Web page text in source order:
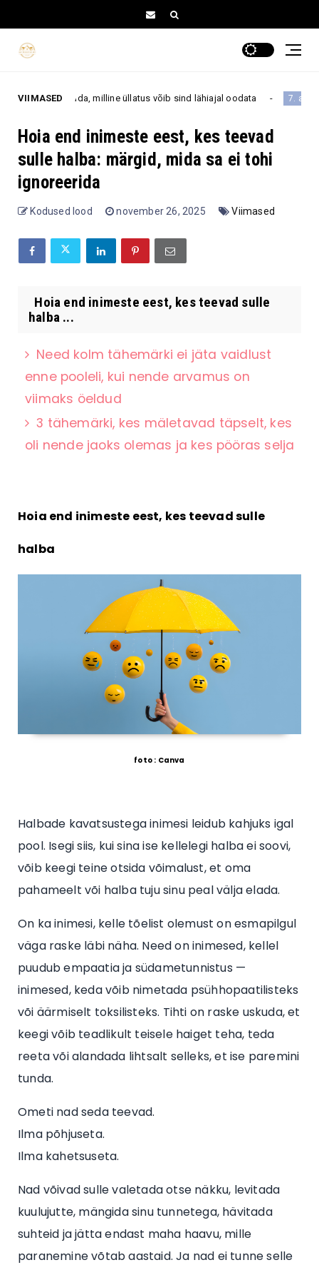
VIIMASED
teada, milline üllatus võib sind lähiajal oodata 7. august
Hoia end inimeste eest, kes teevad
sulle halba: märgid, mida sa ei tohi
ignoreerida
Kodused lood november 26, 2025 Viimased
Hoia end inimeste eest, kes teevad sulle
halba ...
Need kolm tähemärki ei jäta vaidlust
enne pooleli, kui nende arvamus on
viimaks öeldud
3 tähemärki, kes mäletavad täpselt, kes
oli nende jaoks olemas ja kes pööras selja
Hoia end inimeste eest, kes teevad sulle
halba
foto : Canva
Halbade kavatsustega inimesi leidub kahjuks igal
pool. Isegi siis, kui sina ise kellelegi halba ei soovi,
võib keegi teine otsida võimalust, et oma
pahameelt või halba tuju sinu peal välja elada.
On ka inimesi, kelle tõelist olemust on esmapilgul
väga raske läbi näha. Need on inimesed, kellel
puudub empaatia ja südametunnistus —
inimesed, keda võib nimetada psühhopaatilisteks
või äärmiselt toksilisteks. Tihti on raske uskuda, et
keegi võib teadlikult teisele haiget teha, teda
reeta või alandada lihtsalt selleks, et ise paremini
tunda.
Ometi nad seda teevad.
Ilma põhjuseta.
Ilma kahetsuseta.
Nad võivad sulle valetada otse näkku, levitada
kuulujutte, mängida sinu tunnetega, hävitada
suhteid ja jätta endast maha haavu, mille
paranemine võtab aastaid. Ja nad ei tunne selle